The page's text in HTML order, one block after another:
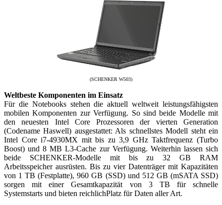
(SCHENKER W503)
Weltbeste Komponenten im Einsatz
Für die Notebooks stehen die aktuell weltweit leistungsfähigsten
mobilen Komponenten zur Verfügung. So sind beide Modelle mit
den neuesten Intel Core Prozessoren der vierten Generation
(Codename Haswell) ausgestattet: Als schnellstes Modell steht ein
Intel Core i7-4930MX mit bis zu 3,9 GHz Taktfrequenz (Turbo
Boost) und 8 MB L3-Cache zur Verfügung. Weiterhin lassen sich
beide SCHENKER-Modelle mit bis zu 32 GB RAM
Arbeitsspeicher ausrüsten. Bis zu vier Datenträger mit Kapazitäten
von 1 TB (Festplatte), 960 GB (SSD) und 512 GB (mSATA SSD)
sorgen mit einer Gesamtkapazität von 3 TB für schnelle
Systemstarts und bieten reichlichPlatz für Daten aller Art.